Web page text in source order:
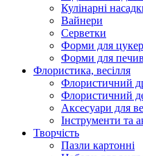
Кулінарні
Вайнери
Серветки
Форми для
Форми для
Флористика, весілля
Флористичний
Флористичний
Аксесуари для
Інструменти та
Творчість
Пазли картонні